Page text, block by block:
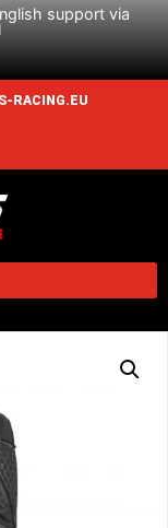
support via
RACING.EU